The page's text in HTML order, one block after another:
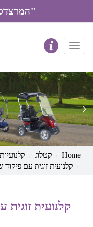
next
Home קטלוג
קלנועית זוגית עם
קלנועית